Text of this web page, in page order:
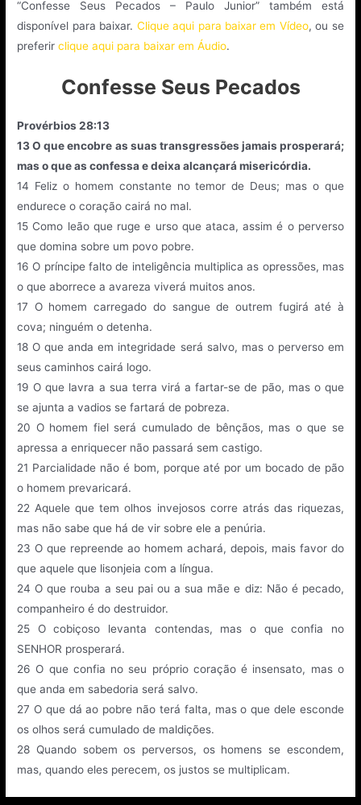
“Confesse Seus Pecados – Paulo Junior” também está
disponível para baixar. Clique aqui para baixar em Vídeo, ou se
preferirclique aqui para baixar em Áudio.
Confesse Seus Pecados
Provérbios 28:13
13O que encobre as suas transgressões jamais prosperará;
mas o que as confessa e deixa alcançará misericórdia.
14 Feliz o homem constante no temor de Deus; mas o que
endurece o coração cairá no mal.
15 Como leão que ruge e urso que ataca, assim é o perverso
que domina sobre um povo pobre.
16 O príncipe falto de inteligência multiplica as opressões, mas
o que aborrece a avareza viverá muitos anos.
17 O homem carregado do sangue de outrem fugirá até à
cova; ninguém o detenha.
18 O que anda em integridade será salvo, mas o perverso em
seus caminhos cairá logo.
19 O que lavra a sua terra virá a fartar-se de pão, mas o que
se ajunta a vadios se fartará de pobreza.
20 O homem fiel será cumulado de bênçãos, mas o que se
apressa a enriquecer não passará sem castigo.
21 Parcialidade não é bom, porque até por um bocado de pão
o homem prevaricará.
22 Aquele que tem olhos invejosos corre atrás das riquezas,
mas não sabe que há de vir sobre ele a penúria.
23 O que repreende ao homem achará, depois, mais favor do
que aquele que lisonjeia com a língua.
24 O que rouba a seu pai ou a sua mãe e diz: Não é pecado,
companheiro é do destruidor.
25 O cobiçoso levanta contendas, mas o que confia no
SENHOR prosperará.
26 O que confia no seu próprio coração é insensato, mas o
que anda em sabedoria será salvo.
27 O que dá ao pobre não terá falta, mas o que dele esconde
os olhos será cumulado de maldições.
28 Quando sobem os perversos, os homens se escondem,
mas, quando eles perecem, os justos se multiplicam.